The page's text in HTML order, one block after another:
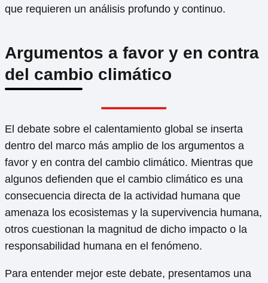
que requieren un análisis profundo y continuo.
Argumentos a favor y en contra
del cambio climático
El debate sobre el calentamiento global se inserta
dentro del marco más amplio de los argumentos a
favor y en contra del cambio climático. Mientras que
algunos defienden que el cambio climático es una
consecuencia directa de la actividad humana que
amenaza los ecosistemas y la supervivencia humana,
otros cuestionan la magnitud de dicho impacto o la
responsabilidad humana en el fenómeno.
Para entender mejor este debate, presentamos una